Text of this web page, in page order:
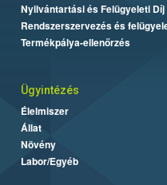
Nyilvántartási és Felügyeleti Díj
Rendszerszervezés és
Termékpálya-ellenőrzés
Ügyintézés
Élelmiszer
Állat
Növény
Labor/Egyéb